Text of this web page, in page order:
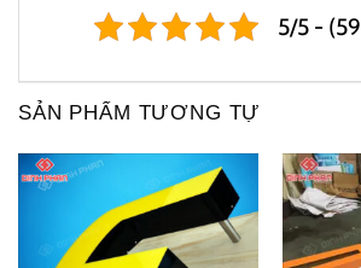
5/5 -
SẢN PHẨM TƯƠNG TỰ